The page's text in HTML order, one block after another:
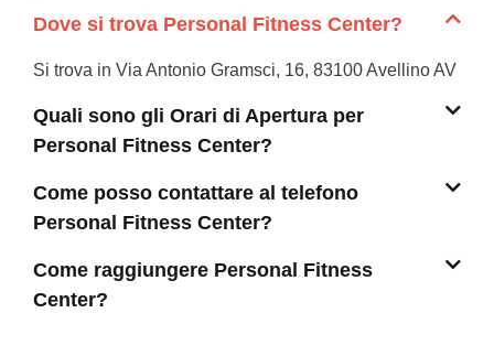
Dove si trova Personal Fitness Center?
Si trova in Via Antonio Gramsci, 16, 83100 Avellino AV
Quali sono gli Orari di Apertura per
Personal Fitness Center?
Come posso contattare al telefono
Personal Fitness Center?
Come raggiungere Personal Fitness
Center?